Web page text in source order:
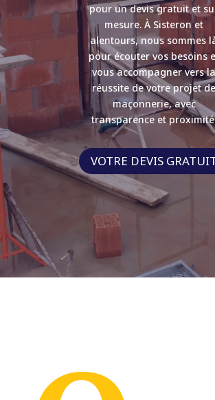
pour un devis gratuit et
mesure. À Sisteron et
alentours, nous sommes
pour écouter vos besoins
vous accompagner vers la
réussite de votre projet de
maçonnerie, avec
transparence et
VOTRE DEVIS